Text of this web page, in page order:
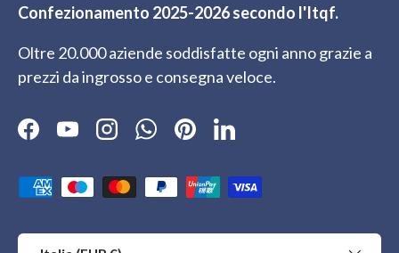
Confezionamento 2025-2026 secondo l'Itqf.
Oltre 20.000 aziende soddisfatte ogni anno grazie a
prezzi da ingrosso e consegna veloce.
Facebook
YouTubeInstagramWhatsApp
PinterestLinkedIn
Metodi di pagamento accettati